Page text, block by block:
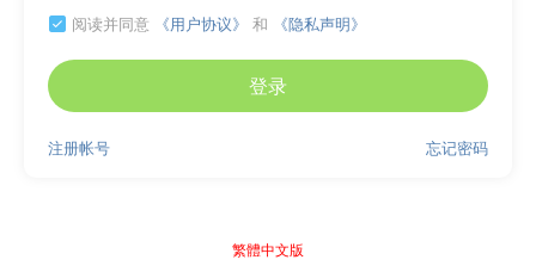
 阅读并同意 《用户协议》 和 《隐私声明》
登录
忘记密码
注册帐号
繁體中文版